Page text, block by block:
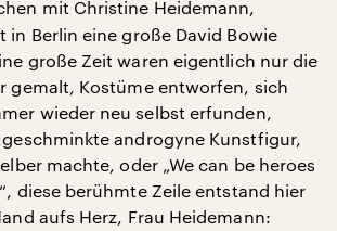
mit Christine Heidemann,
in Berlin eine große David Bowie
große Zeit waren eigentlich nur die
gemalt, Kostüme entworfen, sich
wieder neu selbst erfunden,
androgyne Kunstfigur,
machte, oder „We can be heroes
diese berühmte Zeile entstand hier
aufs Herz, Frau Heidemann: